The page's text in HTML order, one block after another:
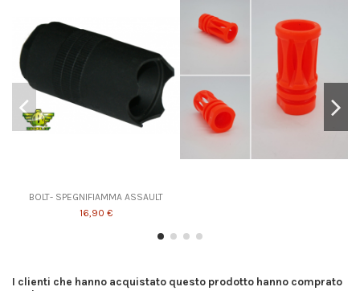
BOLT- SPEGNIFIAMMA ASSAULT
16,90 €
I clienti che hanno acquistato questo prodotto hanno comprato